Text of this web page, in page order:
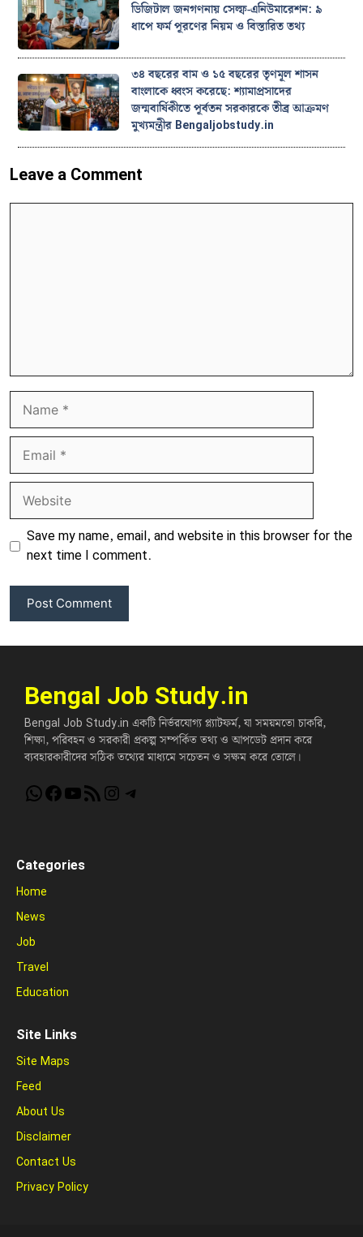
ডিজিটাল জনগণনায় সেল্ফ-এনিউমারেশন: ৯
ধাপে ফর্ম পূরণের নিয়ম ও বিস্তারিত তথ্য
৩৪ বছরের বাম ও ১৫ বছরের তৃণমূল শাসন
বাংলাকে ধ্বংস করেছে: শ্যামাপ্রসাদের
জন্মবার্ষিকীতে পূর্বতন সরকারকে তীব্র আক্রমণ
মুখ্যমন্ত্রীর Bengaljobstudy.in
Leave a Comment
Save my name, email, and website in this browser for the
next time I comment.
Bengal Job Study.in
Bengal Job Study.in একটি নির্ভরযোগ্য প্ল্যাটফর্ম, যা সময়মতো চাকরি,
শিক্ষা, পরিবহন ও সরকারী প্রকল্প সম্পর্কিত তথ্য ও আপডেট প্রদান করে
ব্যবহারকারীদের সঠিক তথ্যের মাধ্যমে সচেতন ও সক্ষম করে তোলে।
WhatsApp
Facebook
YouTube
RSS FeedInstagram
Telegram
Categories
Home
News
Job
Travel
Education
Site Links
Site Maps
Feed
About Us
Disclaimer
Contact Us
Privacy Policy